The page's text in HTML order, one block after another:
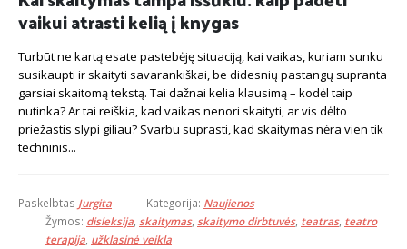
vaikui atrasti kelią į knygas
Turbūt ne kartą esate pastebėję situaciją, kai vaikas, kuriam sunku
susikaupti ir skaityti savarankiškai, be didesnių pastangų supranta
garsiai skaitomą tekstą. Tai dažnai kelia klausimą – kodėl taip
nutinka? Ar tai reiškia, kad vaikas nenori skaityti, ar vis dėlto
priežastis slypi giliau? Svarbu suprasti, kad skaitymas nėra vien tik
techninis...
Paskelbtas Jurgita Kategorija: Naujienos
Žymos: disleksija, skaitymas, skaitymo dirbtuvės, teatras, teatro
terapija, užklasinė veikla